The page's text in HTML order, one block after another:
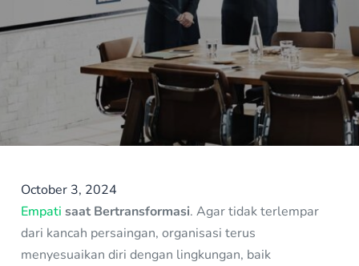
October 3, 2024
Empati saat Bertransformasi. Agar tidak terlempar
dari kancah persaingan, organisasi terus
menyesuaikan diri dengan lingkungan, baik